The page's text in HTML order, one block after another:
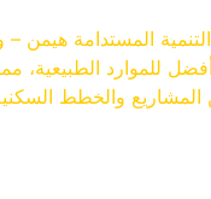
المستدامة هيمن
للموارد الطبيعية،
والخطط السكنية
إجراءً